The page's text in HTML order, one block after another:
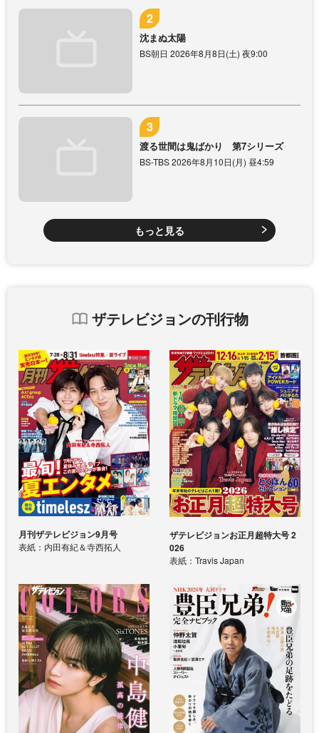
沈まぬ太陽
BS朝日 2026年8月8日(土) 夜9:00
渡る世間は鬼ばかり 第7シリーズ
BS-TBS 2026年8月10日(月) 昼4:59
もっと見る
ザテレビジョンの刊行物
月刊ザテレビジョン9月号
表紙：内田有紀＆寺西拓人
ザテレビジョンお正月超特大号 2
026
表紙：Travis Japan